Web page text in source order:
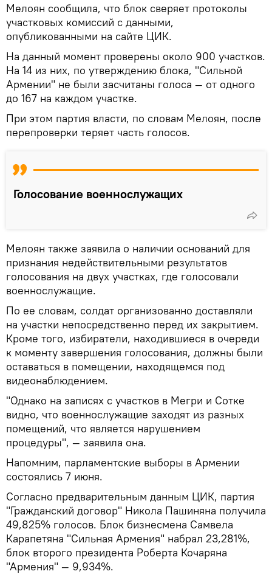
Мелоян сообщила, что блок сверяет протоколы
участковых комиссий с данными,
опубликованными на сайте ЦИК.
На данный момент проверены около 900 участков.
На 14 из них, по утверждению блока, "Сильной
Армении" не были засчитаны голоса — от одного
до 167 на каждом участке.
При этом партия власти, по словам Мелоян, после
перепроверки теряет часть голосов.
Голосование военнослужащих
Мелоян также заявила о наличии оснований для
признания недействительными результатов
голосования на двух участках, где голосовали
военнослужащие.
По ее словам, солдат организованно доставляли
на участки непосредственно перед их закрытием.
Кроме того, избиратели, находившиеся в очереди
к моменту завершения голосования, должны были
оставаться в помещении, находящемся под
видеонаблюдением.
"Однако на записях с участков в Мегри и Сотке
видно, что военнослужащие заходят из разных
помещений, что является нарушением
процедуры", — заявила она.
Напомним, парламентские выборы в Армении
состоялись 7 июня.
Согласно предварительным данным ЦИК, партия
"Гражданский договор" Никола Пашиняна получила
49,825% голосов. Блок бизнесмена Самвела
Карапетяна "Сильная Армения" набрал 23,281%,
блок второго президента Роберта Кочаряна
"Армения" — 9,934%.